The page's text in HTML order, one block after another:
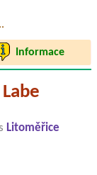
Informace
Litoměřice